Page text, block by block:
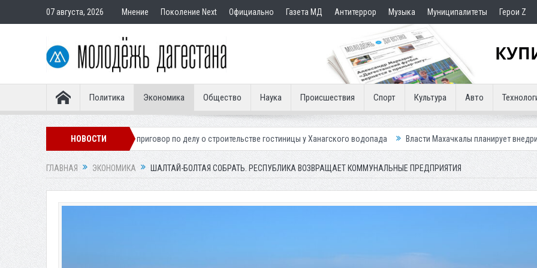
07 августа, 2026 Мнение Поколение Next Официально Газета МД Антитеррор Музыка Муниципалитеты Герои Z
Политика Экономика Общество Наука Происшествия Спорт Культура Авто
НОВОСТИ
Вынесен приговор по делу о строительстве гостиницы у Ханагского водопада Власти Махачкалы планирует внедрить новую систему
ГЛАВНАЯ ЭКОНОМИКА ШАЛТАЙ-БОЛТАЯ СОБРАТЬ. РЕСПУБЛИКА ВОЗВРАЩАЕТ КОММУНАЛЬНЫЕ ПРЕДПРИЯТИЯ